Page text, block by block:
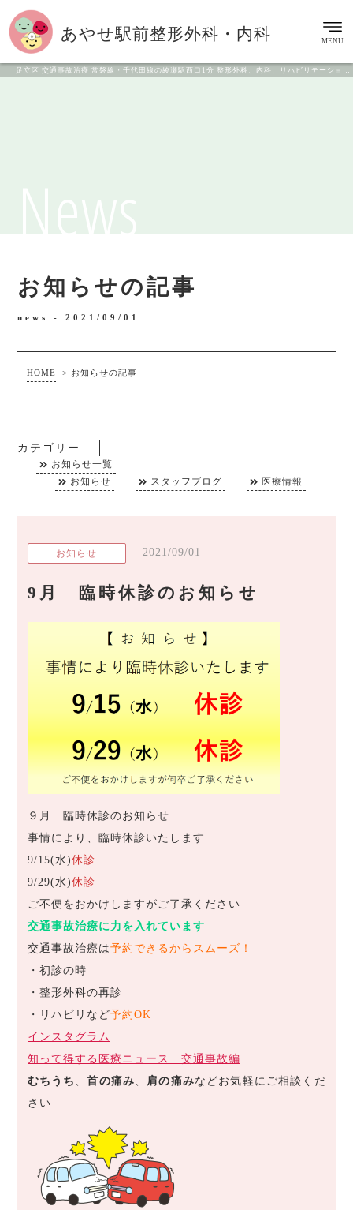
足立区 交通事故治療 常磐線・千代田線の綾瀬駅西口1分 整形外科、内科、リハビリテーション科
あやせ駅前整形外科・内科 MENU
お知らせの記事
news -2021/09/01
HOME > お知らせの記事
カテゴリー
お知らせ一覧
お知らせ
スタッフブログ 医療情報
お知らせ 2021/09/01
9月 臨時休診のお知らせ
９月 臨時休診のお知らせ
事情により、臨時休診いたします
9/15(水)休診
9/29(水)休診
ご不便をおかけしますがご了承ください
交通事故治療に力を入れています
交通事故治療は予約できるからスムーズ！
・初診の時
・整形外科の再診
・リハビリなど予約OK
インスタグラム
知って得する医療ニュース 交通事故編
むちうち 、首の痛み、 肩の痛みなどお気軽にご相談くだ
さい